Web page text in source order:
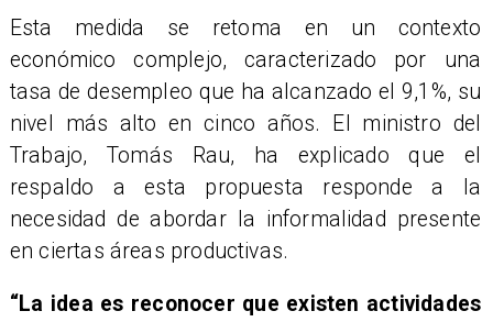
Esta medida se retoma en un contexto
económico complejo, caracterizado por una
tasa de desempleo que ha alcanzado el 9,1%, su
nivel más alto en cinco años. El ministro del
Trabajo, Tomás Rau, ha explicado que el
respaldo a esta propuesta responde a la
necesidad de abordar la informalidad presente
en ciertas áreas productivas.
“La idea es reconocer que existen actividades